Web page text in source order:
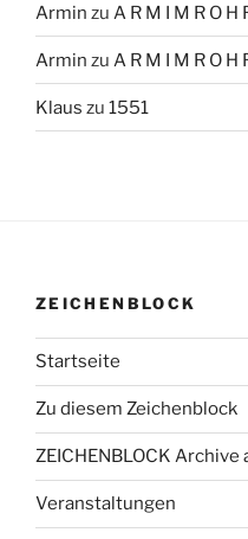
Armin zu A R M I M R O H
Armin zu A R M I M R O H
Klaus zu 1551
ZEICHENBLOCK
Startseite
Zu diesem Zeichenblock
ZEICHENBLOCK
Veranstaltungen